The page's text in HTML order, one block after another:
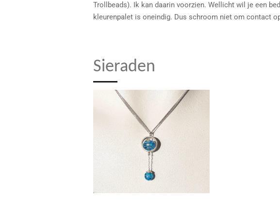
Trollbeads). Ik kan daarin voorzien. Wellicht wil je een
kleurenpalet is oneindig. Dus schroom niet om contact
Sieraden